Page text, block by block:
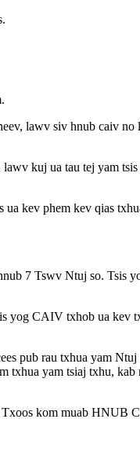
lawv siv hnub caiv no
kuj ua tau tej yam
kev phem kev qias
7 Tswv Ntuj so. Tsis
yog CAIV txhob ua kev
pub rau txhua yam
txhua yam tsiaj txhu, kab
kom muab HNUB